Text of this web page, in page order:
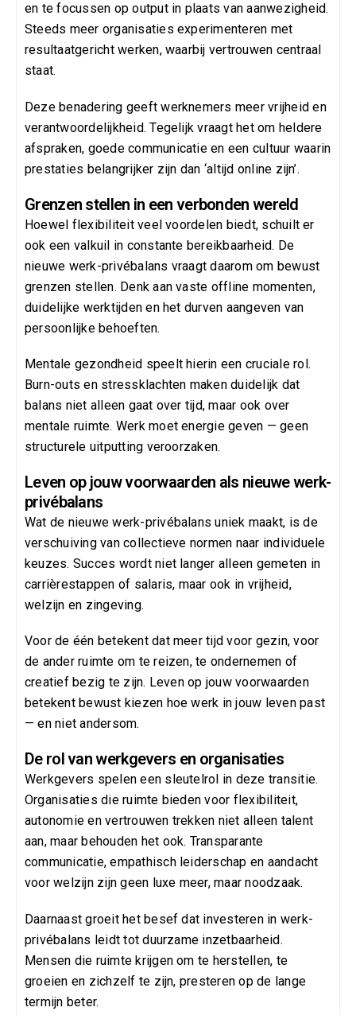
en te focussen op output in plaats van aanwezigheid.
Steeds meer organisaties experimenteren met
resultaatgericht werken, waarbij vertrouwen centraal
staat.
Deze benadering geeft werknemers meer vrijheid en
verantwoordelijkheid. Tegelijk vraagt het om heldere
afspraken, goede communicatie en een cultuur waarin
prestaties belangrijker zijn dan ‘altijd online zijn’.
Grenzen stellen in een verbonden wereld
Hoewel flexibiliteit veel voordelen biedt, schuilt er
ook een valkuil in constante bereikbaarheid. De
nieuwe werk-privébalans vraagt daarom om bewust
grenzen stellen. Denk aan vaste offline momenten,
duidelijke werktijden en het durven aangeven van
persoonlijke behoeften.
Mentale gezondheid speelt hierin een cruciale rol.
Burn-outs en stressklachten maken duidelijk dat
balans niet alleen gaat over tijd, maar ook over
mentale ruimte. Werk moet energie geven — geen
structurele uitputting veroorzaken.
Leven op jouw voorwaarden als nieuwe werk-
privébalans
Wat de nieuwe werk-privébalans uniek maakt, is de
verschuiving van collectieve normen naar individuele
keuzes. Succes wordt niet langer alleen gemeten in
carrièrestappen of salaris, maar ook in vrijheid,
welzijn en zingeving.
Voor de één betekent dat meer tijd voor gezin, voor
de ander ruimte om te reizen, te ondernemen of
creatief bezig te zijn. Leven op jouw voorwaarden
betekent bewust kiezen hoe werk in jouw leven past
— en niet andersom.
De rol van werkgevers en organisaties
Werkgevers spelen een sleutelrol in deze transitie.
Organisaties die ruimte bieden voor flexibiliteit,
autonomie en vertrouwen trekken niet alleen talent
aan, maar behouden het ook. Transparante
communicatie, empathisch leiderschap en aandacht
voor welzijn zijn geen luxe meer, maar noodzaak.
Daarnaast groeit het besef dat investeren in werk-
privébalans leidt tot duurzame inzetbaarheid.
Mensen die ruimte krijgen om te herstellen, te
groeien en zichzelf te zijn, presteren op de lange
termijn beter.